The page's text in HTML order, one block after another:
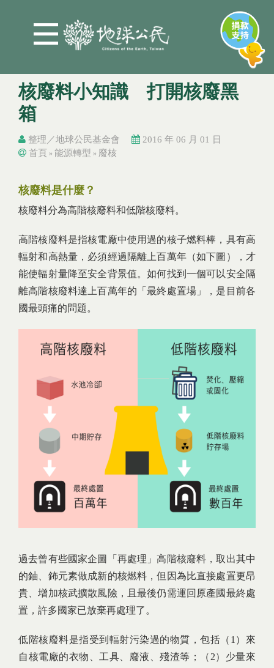
核廢料小知識 打開核廢黑
箱
整理／地球公民基金會 2016 年 06 月 01 日
首頁 » 能源轉型 » 廢核
核廢料是什麼？
核廢料分為高階核廢料和低階核廢料。
高階核廢料是指核電廠中使用過的核子燃料棒，具有高
輻射和高熱量，必須經過隔離上百萬年（如下圖），才
能使輻射量降至安全背景值。如何找到一個可以安全隔
離高階核廢料達上百萬年的「最終處置場」，是目前各
國最頭痛的問題。
過去曾有些國家企圖「再處理」高階核廢料，取出其中
的鈾、鈽元素做成新的核燃料，但因為比直接處置更昂
貴、增加核武擴散風險，且最後仍需運回原產國最終處
置，許多國家已放棄再處理了。
低階核廢料是指受到輻射污染過的物質，包括（1）來
自核電廠的衣物、工具、廢液、殘渣等；（2）少量來